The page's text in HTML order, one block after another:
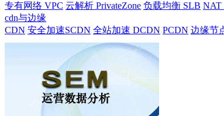
专有网络 VPC 云解析 PrivateZone 负载均衡 SLB NAT
cdn与边缘
CDN 安全加速SCDN 全站加速 DCDN PCDN 边缘节